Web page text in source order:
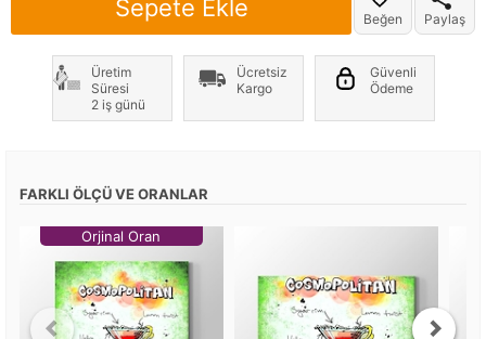
Sepete Ekle Beğen Paylaş
Üretim
Süresi
2 iş günü
Ücretsiz
Kargo
Güvenli
Ödeme
FARKLI ÖLÇÜ VE ORANLAR
Orjinal Oran